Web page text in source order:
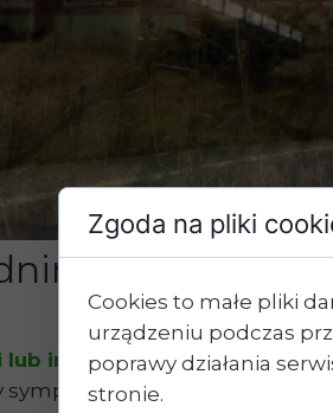
lub instruktora jazdy konnej
sympatycznej, kontaktowej,
Koni Victor
Zgoda na pliki
Cookies to małe pliki
urządzeniu podczas
poprawy działania
stronie.